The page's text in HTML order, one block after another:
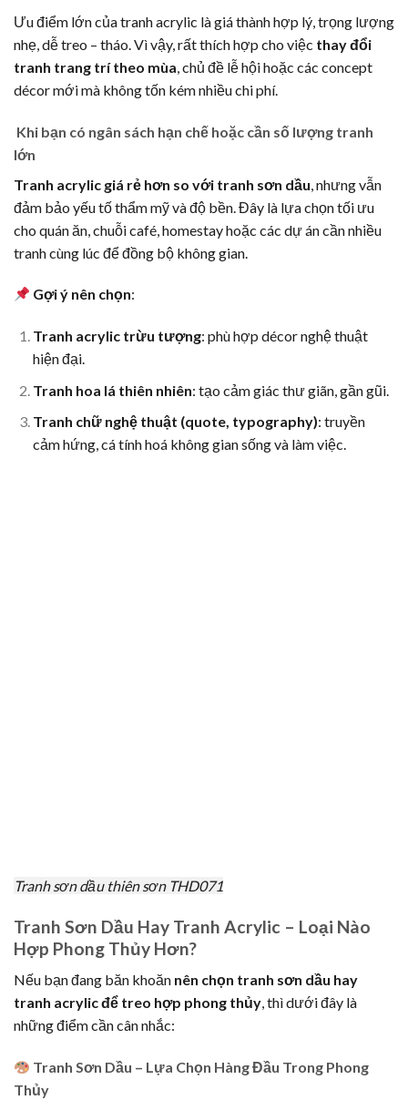
Ưu điểm lớn của tranh acrylic là giá thành hợp lý, trọng lượng
nhẹ, dễ treo – tháo. Vì vậy, rất thích hợp cho việc thay đổi
tranh trang trí theo mùa , chủ đề lễ hội hoặc các concept
décor mới mà không tốn kém nhiều chi phí.
Khi bạn có ngân sách hạn chế hoặc cần số lượng tranh
lớn
Tranh acrylic giá rẻ hơn so với tranh sơn dầu , nhưng vẫn
đảm bảo yếu tố thẩm mỹ và độ bền. Đây là lựa chọn tối ưu
cho quán ăn, chuỗi café, homestay hoặc các dự án cần nhiều
tranh cùng lúc để đồng bộ không gian.
Gợi ý nên chọn:
Tranh acrylic trừu tượng: phù hợp décor nghệ thuật
hiện đại.
Tranh hoa lá thiên nhiên: tạo cảm giác thư giãn, gần gũi.
Tranh chữ nghệ thuật (quote, typography): truyền
cảm hứng, cá tính hoá không gian sống và làm việc.
Tranh sơn dầu thiên sơn THD071
Tranh Sơn Dầu Hay Tranh Acrylic – Loại Nào
Hợp Phong Thủy Hơn?
Nếu bạn đang băn khoăn nên chọn tranh sơn dầu hay
tranh acrylic để treo hợp phong thủy, thì dưới đây là
những điểm cần cân nhắc:
Tranh Sơn Dầu – Lựa Chọn Hàng Đầu Trong Phong
Thủy